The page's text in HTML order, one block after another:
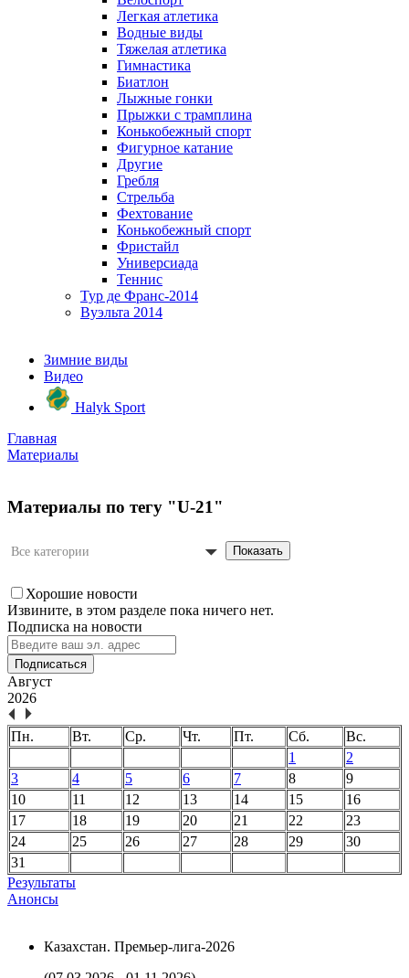
Легкая атлетика
Водные виды
Тяжелая атлетика
Гимнастика
Биатлон
Лыжные гонки
Прыжки с трамплина
Конькобежный спорт
Фигурное катание
Другие
Гребля
Стрельба
Фехтование
Конькобежный спорт
Фристайл
Универсиада
Теннис
Тур де Франс-2014
Вуэльта 2014
Зимние виды
Видео
Halyk Sport
Главная
Материалы
Материалы по тегу "U-21"
Все категории Показать
Хорошие новости
Извините, в этом разделе пока ничего нет.
Подписка на новости
Подписаться
Август
2026
Пн. Вт. Ср. Чт. Пт. Сб.
Вс.
1
2
3
4 5 6 7 8
9
10
11 12 13 14 15
16
17
18 19 20 21 22
23
24
25 26 27 28 29
30
31
Результаты
Анонсы
Казахстан. Премьер-лига-2026